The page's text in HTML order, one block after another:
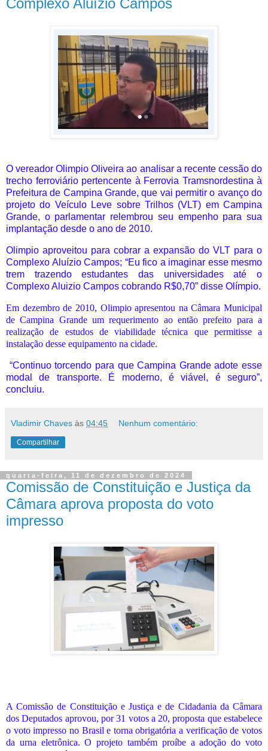
O vereador Olimpio Oliveira ao analisar a recente cessão do
trecho ferroviário pertencente à Ferrovia Tramsnordestina à
Prefeitura de Campina Grande, que vai permitir o avanço do
projeto do Veículo Leve sobre Trilhos (VLT) em Campina
Grande, o parlamentar relembrou seu empenho para sua
implantação desde o ano de 2010.
Olimpio aproveitou para cobrar a expansão do VLT para o
Complexo Aluízio Campos; “Eu fico a imaginar esse mesmo
trem trazendo estudantes das universidades até o
Complexo Aluizio Campos cobrando R$0,70” disse Olímpio.
Em dezembro de 2010, Olimpio apresentou na Câmara Municipal
de Campina Grande um requerimento ao então prefeito para a
realização de estudos de viabilidade técnica que permitisse a
instalação desse equipamento na cidade.
“Continuo torcendo para que Campina Grande adote esse
modal de transporte. É moderno, é viável, é seguro”,
concluiu.
Vladimir Chaves às 04:45 Nenhum comentário:
Compartilhar
quarta-feira, 11 de dezembro de 2024
Comissão de Constituição e Justiça da
Câmara aprova proposta do voto
impresso
A Comissão de Constituição e Justiça e de Cidadania da Câmara
dos Deputados aprovou, por 31 votos a 20, proposta que estabelece
o voto impresso no Brasil e torna obrigatória a verificação de votos
da urna eletrônica. O projeto também proíbe a adoção do voto